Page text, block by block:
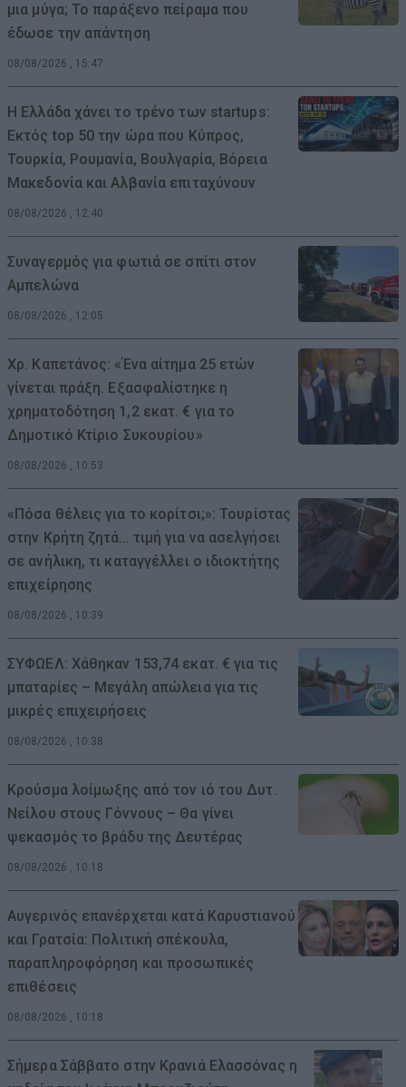
μια μύγα; Το παράξενο πείραμα που
έδωσε την απάντηση
08/08/2026 , 15:47
Η Ελλάδα χάνει το τρένο των startups:
Εκτός top 50 την ώρα που Κύπρος,
Τουρκία, Ρουμανία, Βουλγαρία, Βόρεια
Μακεδονία και Αλβανία επιταχύνουν
08/08/2026 , 12:40
Συναγερμός για φωτιά σε σπίτι στον
Αμπελώνα
08/08/2026 , 12:05
Χρ. Καπετάνος: «Ένα αίτημα 25 ετών
γίνεται πράξη. Εξασφαλίστηκε η
χρηματοδότηση 1,2 εκατ. € για το
Δημοτικό Κτίριο Συκουρίου»
08/08/2026 , 10:53
«Πόσα θέλεις για το κορίτσι;»: Τουρίστας
στην Κρήτη ζητά… τιμή για να ασελγήσει
σε ανήλικη, τι καταγγέλλει ο ιδιοκτήτης
επιχείρησης
08/08/2026 , 10:39
ΣΥΦΩΕΛ: Χάθηκαν 153,74 εκατ. € για τις
μπαταρίες – Μεγάλη απώλεια για τις
μικρές επιχειρήσεις
08/08/2026 , 10:38
Κρούσμα λοίμωξης από τον ιό του Δυτ.
Νείλου στους Γόννους – Θα γίνει
ψεκασμός το βράδυ της Δευτέρας
08/08/2026 , 10:18
Αυγερινός επανέρχεται κατά Καρυστιανού
και Γρατσία: Πολιτική σπέκουλα,
παραπληροφόρηση και προσωπικές
επιθέσεις
08/08/2026 , 10:18
Σήμερα Σάββατο στην Κρανιά Ελασσόνας η